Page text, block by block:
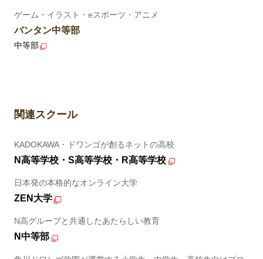
ゲーム・イラスト・eスポーツ・アニメ
バンタン中等部
中等部
関連スクール
KADOKAWA・ドワンゴが創るネットの高校
N高等学校・S高等学校・R高等学校
日本発の本格的なオンライン大学
ZEN大学
N高グループと共通したあたらしい教育
N中等部